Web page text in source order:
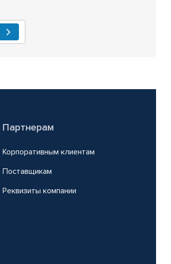
Партнерам
Корпоративным клиентам
Поставщикам
Реквизиты компании